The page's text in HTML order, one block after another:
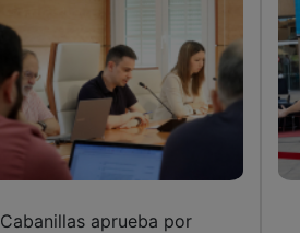
Cabanillas aprueba por